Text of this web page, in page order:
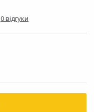
0 відгуки